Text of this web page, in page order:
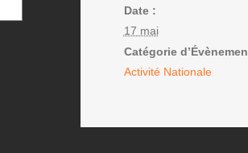
Date :
17 mai
Catégorie
Activité Nationale